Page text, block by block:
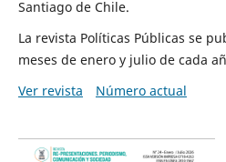
Santiago de Chile.
La revista Políticas Públicas se
meses de enero y julio de cada
Ver revista
Número actual